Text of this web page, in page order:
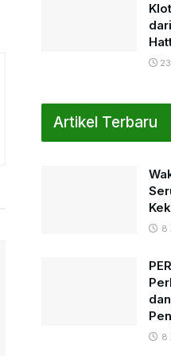
Artikel Terbaru
8
8